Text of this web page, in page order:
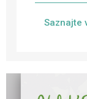
Saznajte